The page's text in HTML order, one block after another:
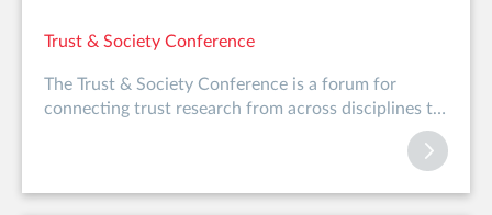
Trust & Society Conference
The Trust & Society Conference is a forum for
connecting trust research from across disciplines to